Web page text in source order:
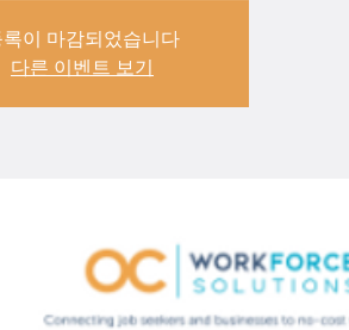
록이 마감되었습니다
다른 이벤트 보기